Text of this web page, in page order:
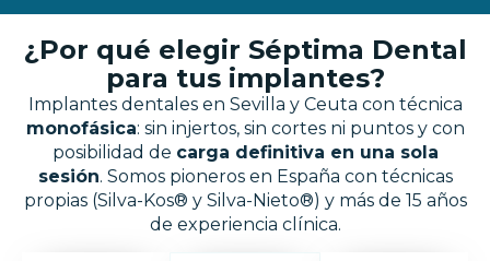
¿Por qué elegir Séptima Dental
para tus implantes?
Implantes dentales en Sevilla y Ceuta con técnica
monofásica: sin injertos, sin cortes ni puntos y con
posibilidad de carga definitiva en una sola
sesión. Somos pioneros en España con técnicas
propias (Silva-Kos® y Silva-Nieto®) y más de 15 años
de experiencia clínica.